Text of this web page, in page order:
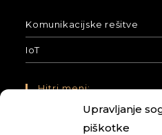
Upravljanje
piškotke
Komunikacijske rešitve
IoT
Hitri meni:
Naši projekti in novice